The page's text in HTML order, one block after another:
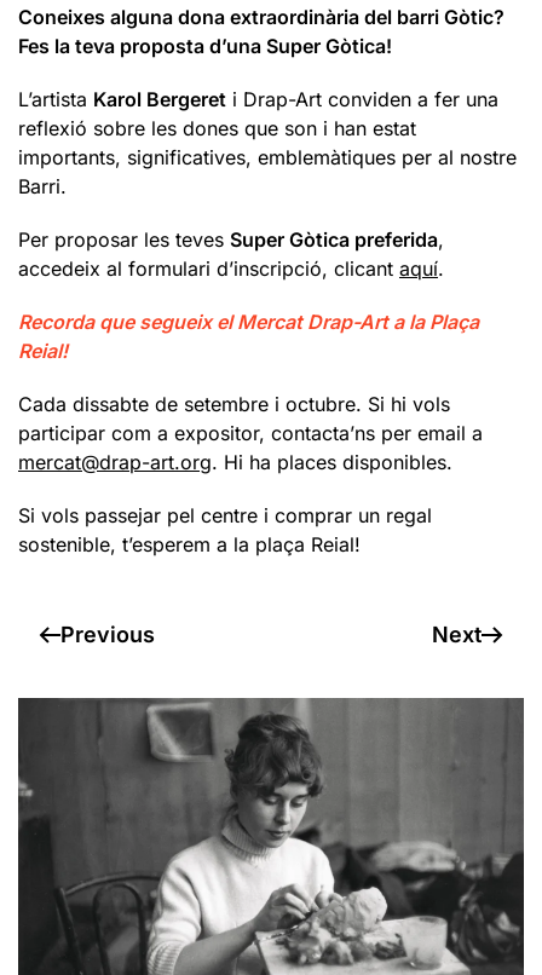
Coneixes alguna dona extraordinària del barri Gòtic?
Fes la teva proposta d’una Super Gòtica!
L’artista Karol Bergeret i Drap-Art conviden a fer una
reflexió sobre les dones que son i han estat
importants, significatives, emblemàtiques per al nostre
Barri.
Per proposar les teves Super Gòtica preferida,
accedeix al formulari d’inscripció, clicant aquí.
Recorda que segueix el Mercat Drap-Art a la Plaça
Reial!
Cada dissabte de setembre i octubre. Si hi vols
participar com a expositor, contacta’ns per email a
mercat@drap-art.org. Hi ha places disponibles.
Si vols passejar pel centre i comprar un regal
sostenible, t’esperem a la plaça Reial!
Previous Next